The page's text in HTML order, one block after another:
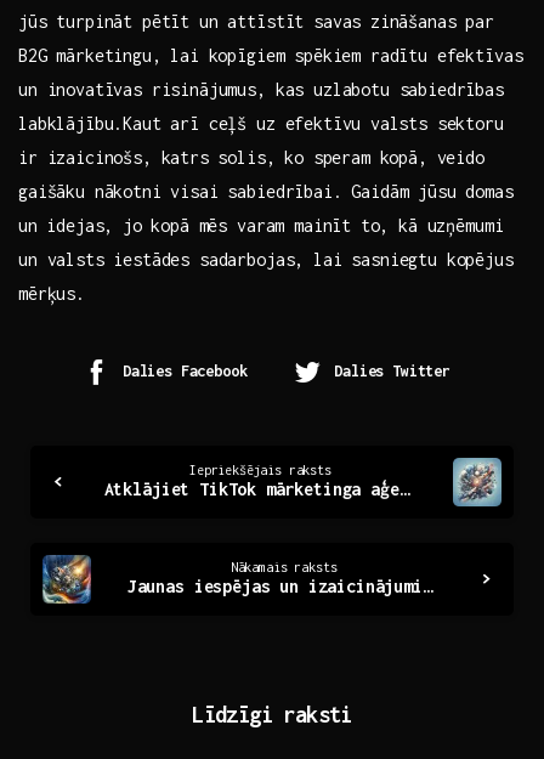
jūs turpināt pētīt un attīstīt savas ⁢zināšanas par
B2G mārketingu,⁤ lai kopīgiem spēkiem radītu ‌efektīvas
un inovatīvas risinājumus, kas uzlabotu ​sabiedrības⁣
labklājību.Kaut arī ceļš uz efektīvu ⁤valsts sektoru
ir izaicinošs,​ katrs ⁢solis,⁤ ko speram kopā, veido
gaišāku nākotni visai sabiedrībai.​ Gaidām jūsu domas
⁤un idejas, jo⁢ kopā mēs varam mainīt⁤ to, kā uzņēmumi
un valsts‌ iestādes sadarbojas, lai sasniegtu ‍kopējus
mērķus.
Dalies Facebook Dalies Twitter
Reading
Iepriekšējais raksts
Atklājiet TikTok mārketinga aģentūru: Jauni rīki panākumiem
Nākamais raksts
Jaunas iespējas un izaicinājumi mūsdienu sabiedrībā
Līdzīgi raksti